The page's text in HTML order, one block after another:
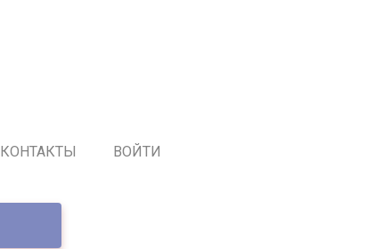
КОНТАКТЫ ВОЙТИ